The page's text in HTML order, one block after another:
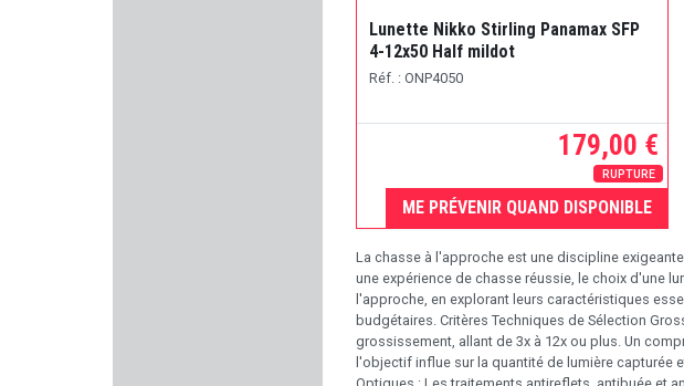
Lunette Nikko Stirling Panamax SFP
4-12x50 Half mildot
Réf. : ONP4050
179,00 €
RUPTURE
ME PRÉVENIR QUAND DISPONIBLE
La chasse à l'approche est une discipline
une expérience de chasse réussie, le choix d'une
l'approche, en explorant leurs caractéristiques
budgétaires. Critères Techniques de Sélection
grossissement, allant de 3x à 12x ou plus. Un
l'objectif influe sur la quantité de lumière capturée